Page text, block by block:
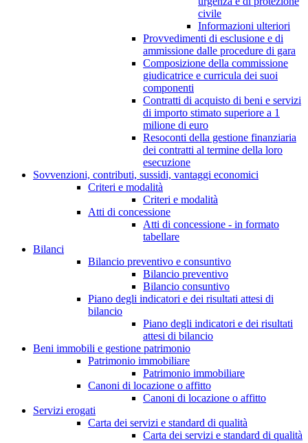
civile
Informazioni ulteriori
Provvedimenti di esclusione e di
ammissione dalle procedure di gara
Composizione della commissione
giudicatrice e curricula dei suoi
componenti
Contratti di acquisto di beni e servizi
di importo stimato superiore a 1
milione di euro
Resoconti della gestione finanziaria
dei contratti al termine della loro
esecuzione
Sovvenzioni, contributi, sussidi, vantaggi economici
Criteri e modalità
Criteri e modalità
Atti di concessione
Atti di concessione - in formato
tabellare
Bilanci
Bilancio preventivo e consuntivo
Bilancio preventivo
Bilancio consuntivo
Piano degli indicatori e dei risultati attesi di
bilancio
Piano degli indicatori e dei risultati
attesi di bilancio
Beni immobili e gestione patrimonio
Patrimonio immobiliare
Patrimonio immobiliare
Canoni di locazione o affitto
Canoni di locazione o affitto
Servizi erogati
Carta dei servizi e standard di qualità
Carta dei servizi e standard di qualità